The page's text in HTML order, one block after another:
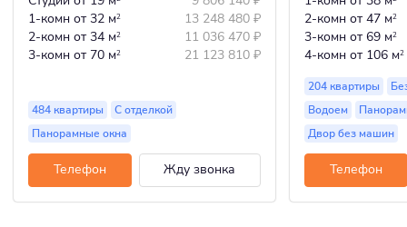
1-комн от 32 м2 13 248 480 ₽
2-комн от 34 м2 11 036 470 ₽
3-комн от 70 м2 21 123 810 ₽
484 квартиры
С отделкой
Панорамные окна
Телефон Жду звонка
2-комн от 47 м2
3-комн от 69 м2
4-комн от 106 м2
204 квартиры
Водоем
Двор без машин
Телефон